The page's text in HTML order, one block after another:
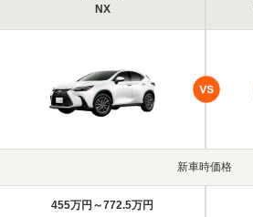
NX
新車時価格
455万円～772.5万円